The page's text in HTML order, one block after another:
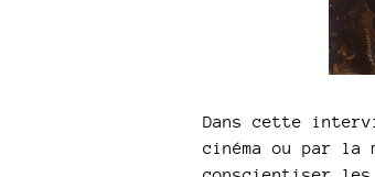
Dans cette
cinéma ou par la